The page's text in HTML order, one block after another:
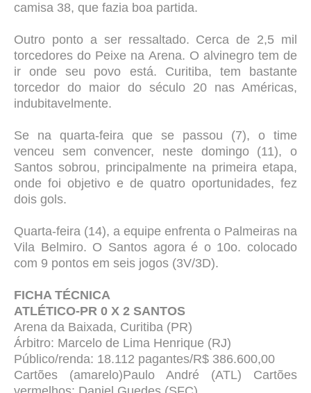
camisa 38, que fazia boa partida.
Outro ponto a ser ressaltado. Cerca de 2,5 mil
torcedores do Peixe na Arena. O alvinegro tem de
ir onde seu povo está. Curitiba, tem bastante
torcedor do maior do século 20 nas Américas,
indubitavelmente.
Se na quarta-feira que se passou (7), o time
venceu sem convencer, neste domingo (11), o
Santos sobrou, principalmente na primeira etapa,
onde foi objetivo e de quatro oportunidades, fez
dois gols.
Quarta-feira (14), a equipe enfrenta o Palmeiras na
Vila Belmiro. O Santos agora é o 10o. colocado
com 9 pontos em seis jogos (3V/3D).
FICHA TÉCNICA
ATLÉTICO-PR 0 X 2 SANTOS
Arena da Baixada, Curitiba (PR)
Árbitro: Marcelo de Lima Henrique (RJ)
Público/renda: 18.112 pagantes/R$ 386.600,00
Cartões (amarelo)Paulo André (ATL) Cartões